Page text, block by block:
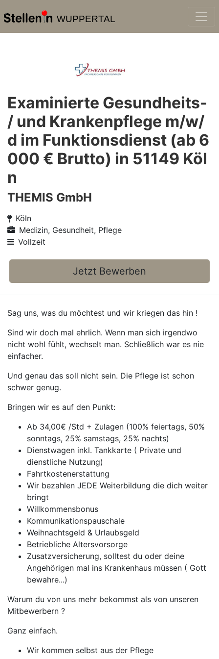
WUPPERTAL
Examinierte Gesundheits-
/ und Krankenpflege m/w/
d im Funktionsdienst (ab 6
000 € Brutto) in 51149 Köl
n
THEMIS GmbH
Köln
Medizin, Gesundheit, Pflege
Vollzeit
Jetzt Bewerben
Sag uns, was du möchtest und wir kriegen das hin !
Sind wir doch mal ehrlich. Wenn man sich irgendwo
nicht wohl fühlt, wechselt man. Schließlich war es nie
einfacher.
Und genau das soll nicht sein. Die Pflege ist schon
schwer genug.
Bringen wir es auf den Punkt:
Ab 34,00€ /Std + Zulagen (100% feiertags, 50%
sonntags, 25% samstags, 25% nachts)
Dienstwagen inkl. Tankkarte ( Private und
dienstliche Nutzung)
Fahrtkostenerstattung
Wir bezahlen JEDE Weiterbildung die dich weiter
bringt
Willkommensbonus
Kommunikationspauschale
Weihnachtsgeld & Urlaubsgeld
Betriebliche Altersvorsorge
Zusatzversicherung, solltest du oder deine
Angehörigen mal ins Krankenhaus müssen ( Gott
bewahre...)
Warum du von uns mehr bekommst als von unseren
Mitbewerbern ?
Ganz einfach.
Wir kommen selbst aus der Pflege